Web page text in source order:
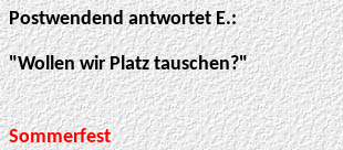
Postwendend antwortet E.:
"Wollen wir Platz tauschen?"
Sommerfest